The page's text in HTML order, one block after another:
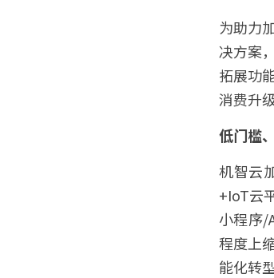
为助力
决方案
拓展功
消费升
低门槛
机智云
+IoT云
小程序/
程度上
能化转